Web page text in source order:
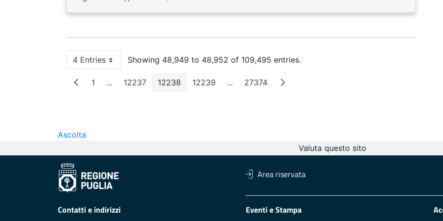
4 EntriesPer PageShowing 48,949 to 48,952 of 109,495 entries.
Page
1 ...Intermediate Pages
Page
12237 Page
12238 Page
12239 ...Intermediate Pages
Page
27374
Ascolta
Valuta questo sito
Area riservata
Contatti e indirizzi
Eventi e Stampa